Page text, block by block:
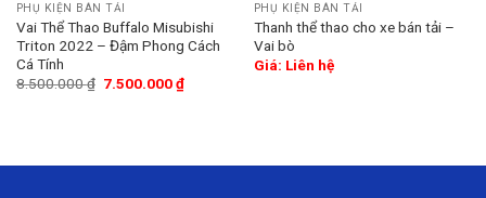
PHỤ KIỆN BÁN TẢI
Vai Thể Thao Buffalo Misubishi
Triton 2022 – Đậm Phong Cách
Cá Tính
8.500.000₫ 7.500.000₫
PHỤ KIỆN BÁN TẢI
Thanh thể thao cho xe bán tải –
Vai bò
Giá: Liên hệ